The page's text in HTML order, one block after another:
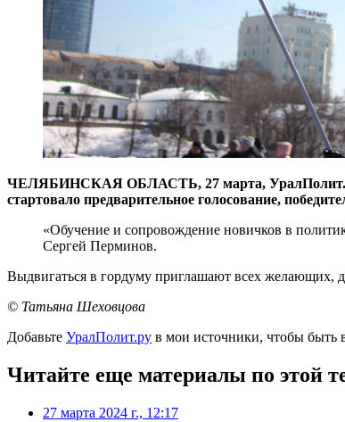
ЧЕЛЯБИНСКАЯ ОБЛАСТЬ, 27 марта, УралПолит.Ru.
стартовало предварительное голосование,
«Обучение и сопровождение новичков в
Сергей Перминов.
Выдвигаться в гордуму приглашают всех желающих,
© Татьяна Шеховцова
Добавьте УралПолит.ру в мои источники, чтобы быть
Читайте еще материалы по этой
27 марта 2024 г., 12:17